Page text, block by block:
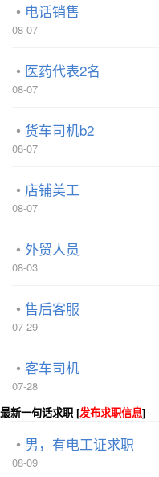
电话销售
08-07
医药代表2名
08-07
货车司机b2
08-07
店铺美工
08-07
外贸人员
08-03
售后客服
07-29
客车司机
07-28
最新一句话求职 [发布求职信息]
男，有电工证求职
08-09